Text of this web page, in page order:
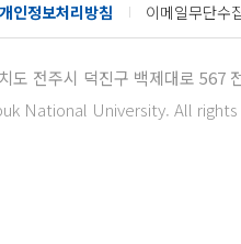
개인정보처리방침 이메일무단수
도 전주시 덕진구 백제대로 567
National University. All